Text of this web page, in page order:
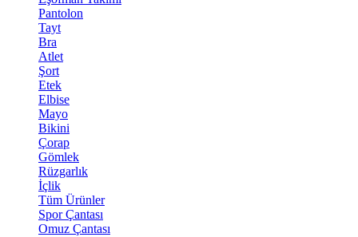
Pantolon
Tayt
Bra
Atlet
Şort
Etek
Elbise
Mayo
Bikini
Çorap
Gömlek
Rüzgarlık
İçlik
Tüm Ürünler
Spor Çantası
Omuz Çantası